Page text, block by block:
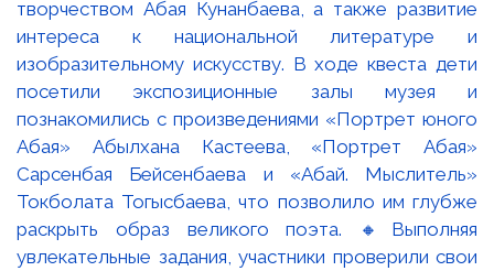
творчеством Абая Кунанбаева, а также развитие
интереса к национальной литературе и
изобразительному искусству. В ходе квеста дети
посетили экспозиционные залы музея и
познакомились с произведениями «Портрет юного
Абая» Абылхана Кастеева, «Портрет Абая»
Сарсенбая Бейсенбаева и «Абай. Мыслитель»
Токболата Тогысбаева, что позволило им глубже
раскрыть образ великого поэта. 🔸Выполняя
увлекательные задания, участники проверили свои